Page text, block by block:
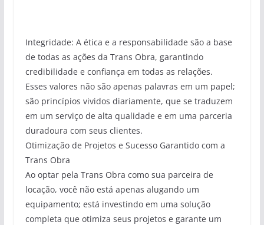
Integridade: A ética e a responsabilidade são a base
de todas as ações da Trans Obra, garantindo
credibilidade e confiança em todas as relações.
Esses valores não são apenas palavras em um papel;
são princípios vividos diariamente, que se traduzem
em um serviço de alta qualidade e em uma parceria
duradoura com seus clientes.
Otimização de Projetos e Sucesso Garantido com a
Trans Obra
Ao optar pela Trans Obra como sua parceira de
locação, você não está apenas alugando um
equipamento; está investindo em uma solução
completa que otimiza seus projetos e garante um